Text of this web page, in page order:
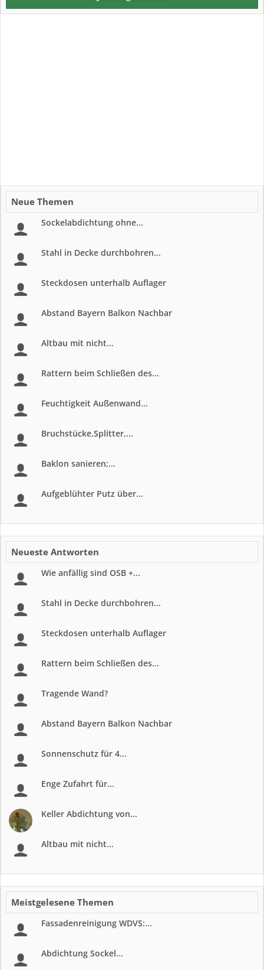
Neue Themen
Sockelabdichtung ohne...
Stahl in Decke durchbohren...
Steckdosen unterhalb Auflager
Abstand Bayern Balkon Nachbar
Altbau mit nicht...
Rattern beim Schließen des...
Feuchtigkeit Außenwand...
Bruchstücke,Splitter,...
Baklon sanieren;...
Aufgeblühter Putz über...
Neueste Antworten
Wie anfällig sind OSB +...
Stahl in Decke durchbohren...
Steckdosen unterhalb Auflager
Rattern beim Schließen des...
Tragende Wand?
Abstand Bayern Balkon Nachbar
Sonnenschutz für 4...
Enge Zufahrt für...
Keller Abdichtung von...
Altbau mit nicht...
Meistgelesene Themen
Fassadenreinigung WDVS:...
Abdichtung Sockel...